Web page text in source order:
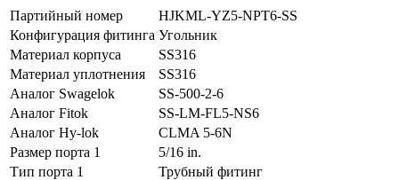
Партийный номер
HJKML-YZ5-NPT6-SS
Конфигурация фитинга Угольник
Материал корпуса
SS316
Материал уплотнения
SS316
Аналог Swagelok
SS-500-2-6
Аналог Fitok
SS-LM-FL5-NS6
Аналог Hy-lok
CLMA 5-6N
Размер порта 1
5/16 in.
Тип порта 1
Трубный фитинг